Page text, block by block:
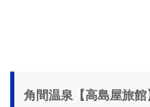
角間温泉【高島屋旅